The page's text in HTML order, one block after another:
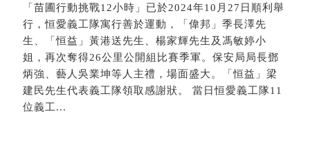
「苗圃行動挑戰12小時」已於2024年10月27日順利舉
行，恒愛義工隊寓行善於運動，「偉邦」季長澤先
生、「恒益」黃港送先生、楊家輝先生及馮敏婷小
姐，再次奪得26公里公開組比賽季軍。保安局局長鄧
炳強、藝人吳業坤等人主禮，場面盛大。「恒益」梁
建民先生代表義工隊領取感謝狀。 當日恒愛義工隊11
位義工...